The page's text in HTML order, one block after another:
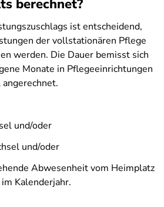
berechnet?
ist entscheidend,
der vollstationären Pflege
werden. Die Dauer bemisst sich
Monate in Pflegeeinrichtungen
und/oder
und/oder
Abwesenheit vom Heimplatz
Kalenderjahr.